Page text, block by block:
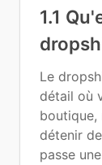
1.1
Le
détail où
boutique,
détenir
passe